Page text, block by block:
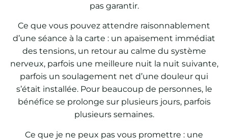
pas garantir.
Ce que vous pouvez attendre raisonnablement
d’une séance à la carte : un apaisement immédiat
des tensions, un retour au calme du système
nerveux, parfois une meilleure nuit la nuit suivante,
parfois un soulagement net d’une douleur qui
s’était installée. Pour beaucoup de personnes, le
bénéfice se prolonge sur plusieurs jours, parfois
plusieurs semaines.
Ce que je ne peux pas vous promettre : une